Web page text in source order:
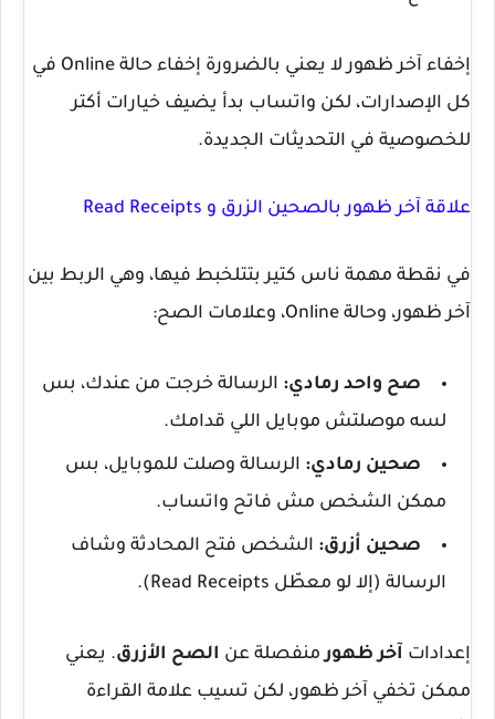
إخفاء آخر ظهور لا يعني بالضرورة إخفاء حالة Online في
كل الإصدارات، لكن واتساب بدأ يضيف خيارات أكتر
للخصوصية في التحديثات الجديدة.
علاقة آخر ظهور بالصحين الزرق و Read Receipts
في نقطة مهمة ناس كتير بتتلخبط فيها، وهي الربط بين
آخر ظهور، وحالة Online، وعلامات الصح:
صح واحد رمادي: الرسالة خرجت من عندك، بس
لسه موصلتش موبايل اللي قدامك.
صحين رمادي: الرسالة وصلت للموبايل، بس
ممكن الشخص مش فاتح واتساب.
صحين أزرق: الشخص فتح المحادثة وشاف
الرسالة (إلا لو معطّل Read Receipts
).
إعدادات آخر ظهورمنفصلة عن الصح الأزرق. يعني
ممكن تخفي آخر ظهور، لكن تسيب علامة القراءة